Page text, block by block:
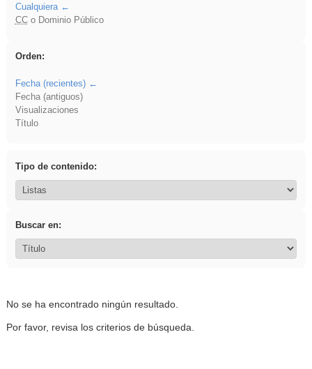
Cualquiera
CCo Dominio Público
Orden:
Fecha (recientes)
Fecha (antiguos)
Visualizaciones
Título
Tipo de contenido:
Buscar en:
No se ha encontrado ningún resultado.
Por favor, revisa los criterios de búsqueda.